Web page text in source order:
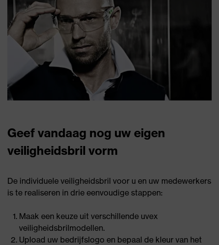
Geef vandaag nog uw eigen
veiligheidsbril vorm
De individuele veiligheidsbril voor u en uw medewerkers
is te realiseren in drie eenvoudige stappen:
Maak een keuze uit verschillende uvex
veiligheidsbrilmodellen.
Upload uw bedrijfslogo en bepaal de kleur van het